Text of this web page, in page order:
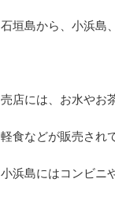
石垣島から、小浜島
売店には、お水やお
軽食などが販売され
小浜島にはコンビニ